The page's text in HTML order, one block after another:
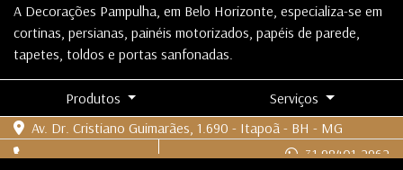
A Decorações Pampulha, em Belo Horizonte, especializa-se em
cortinas, persianas, painéis motorizados, papéis de parede,
tapetes, toldos e portas sanfonadas.
Produtos
Serviços
Av. Dr. Cristiano Guimarães, 1.690 - Itapoã - BH - MG
31 98401-2962